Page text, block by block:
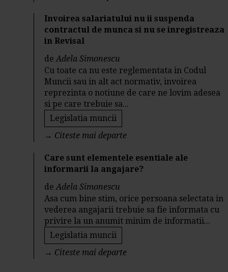
Invoirea salariatului nu ii suspenda
contractul de munca si nu se inregistreaza
in Revisal
deAdela Simonescu
Cu toate ca nu este reglementata in Codul
Muncii sau in alt act normativ, invoirea
reprezinta o notiune de care ne lovim adesea
si pe care trebuie sa...
Legislatia muncii
→ Citeste mai departe
Care sunt elementele esentiale ale
informarii la angajare?
deAdela Simonescu
Asa cum bine stim, orice persoana selectata in
vederea angajarii trebuie sa fie informata cu
privire la un anumit minim de informatii...
Legislatia muncii
→ Citeste mai departe